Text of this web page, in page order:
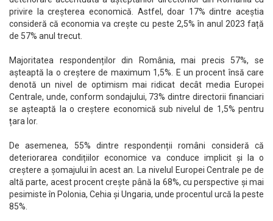
privire la creșterea economică. Astfel, doar 17% dintre aceștia
consideră că economia va crește cu peste 2,5% în anul 2023 față
de 57% anul trecut.
Majoritatea respondenților din România, mai precis 57%, se
așteaptă la o creștere de maximum 1,5%. E un procent însă care
denotă un nivel de optimism mai ridicat decât media Europei
Centrale, unde, conform sondajului, 73% dintre directorii financiari
se așteaptă la o creștere economică sub nivelul de 1,5% pentru
țara lor.
De asemenea, 55% dintre respondenții români consideră că
deteriorarea condițiilor economice va conduce implicit și la o
creștere a șomajului în acest an. La nivelul Europei Centrale pe de
altă parte, acest procent crește până la 68%, cu perspective și mai
pesimiste în Polonia, Cehia și Ungaria, unde procentul urcă la peste
85%.